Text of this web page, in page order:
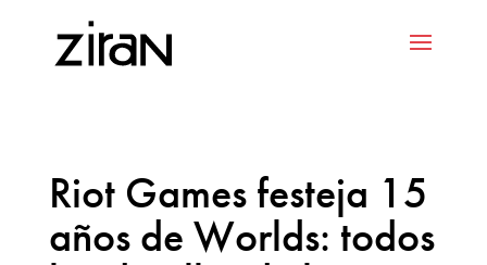
Riot Games festeja 15
años de Worlds: todos